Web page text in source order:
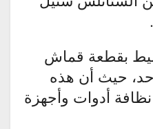
بقطعة قماش
حيث أن هذه
أدوات وأجهزة